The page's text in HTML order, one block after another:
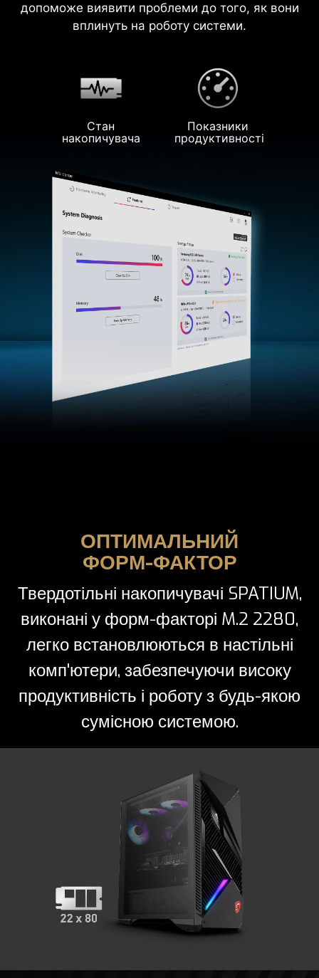
допоможе виявити проблеми до того, як вони
вплинуть на роботу системи.
Стан
накопичувача
Показники
продуктивності
ОПТИМАЛЬНИЙ
ФОРМ-ФАКТОР
Твердотільні накопичувачі SPATIUM,
виконані у форм-факторі M.2 2280,
легко встановлюються в настільні
комп'ютери, забезпечуючи високу
продуктивність і роботу з будь-якою
сумісною системою.